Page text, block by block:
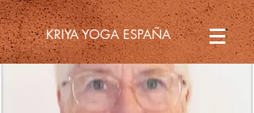
KRIYA YOGA ESPAÑA